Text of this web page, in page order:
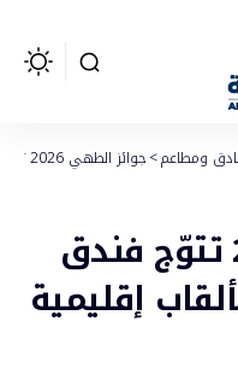
ومطاعم>جوائز الطهي 2026 تتوّج فندق باهي قصر عجمان بألقاب إقليمية مرموقة
جوائز الطهي 2026 تتوّج فندق
إقليمية